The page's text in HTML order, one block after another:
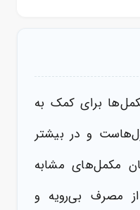
برای کمک به
و در بیشتر
مکمل‌های مشابه
از مصرف بی‌رویه و